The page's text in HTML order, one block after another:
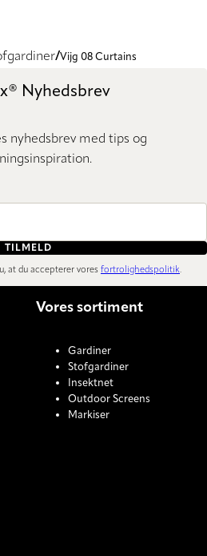
Vijg 08 Curtains
Nyhedsbrev
nyhedsbrev med tips og
TILMELD
at du accepterer vores fortrolighedspolitik.
Vores sortiment
Gardiner
Stofgardiner
Insektnet
Outdoor Screens
Markiser